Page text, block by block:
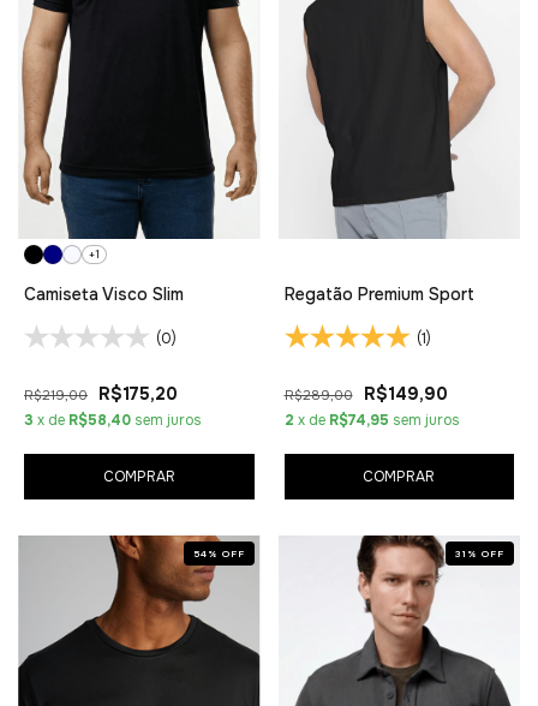
+1
Camiseta Visco Slim
(0)
R$219,00 R$175,20
3 x de R$58,40 sem juros
COMPRAR
Regatão Premium Sport
(1)
R$289,00 R$149,90
2 x de R$74,95 sem juros
COMPRAR
54 % OFF 31 % OFF